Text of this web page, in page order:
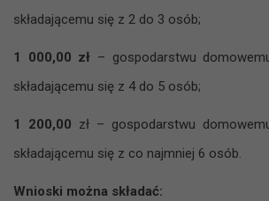
składającemu się z 2 do 3 osób;
1 000,00 zł – gospodarstwu
składającemu się z 4 do 5 osób;
1 200,00 zł – gospodarstwu
składającemu się z co najmniej 6 osób.
Wnioski można składać: